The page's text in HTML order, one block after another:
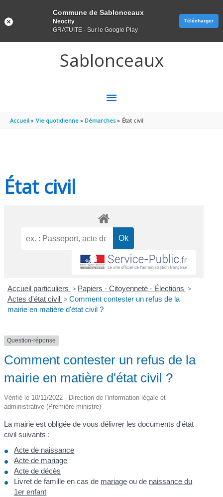
Sablonceaux
MENU
PRINCIPAL
Accueil Vie quotidienne Démarches État civil
État civil
Accueil particuliers > Papiers - Citoyenneté - Élections >
Actes d'état civil > Comment contester un refus de la
mairie en matière d'état civil ?
Question-réponse
Comment contester un refus de la
mairie en matière d'état civil ?
Vérifié le 10/11/2022 - Direction de l'information légale et
administrative (Première ministre)
La mairie est obligée de vous délivrer les documents d'état
civil suivants :
Acte de naissance
Acte de mariage
Acte de décès
Livret de famille en cas de mariage ou de naissance du
1er enfant
Commune de Sablonceaux
Neocity
GRATUITE - Sur le Google Play
Télécharger